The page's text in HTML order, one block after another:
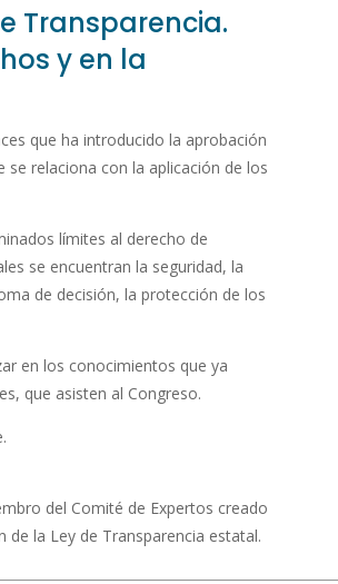
Transparencia.
y en la
que ha introducido la aprobación
relaciona con la aplicación de los
límites al derecho de
se encuentran la seguridad, la
de decisión, la protección de los
en los conocimientos que ya
que asisten al Congreso.
del Comité de Expertos creado
la Ley de Transparencia estatal.